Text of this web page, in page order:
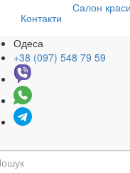
Контакти
Салон краси
Одеса
+38 (097) 548 79 59